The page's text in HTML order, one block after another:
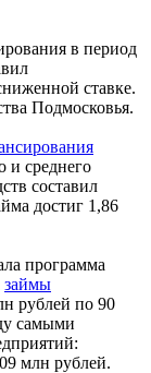
в период
ставке.
Подмосковья.
и среднего
составил
достиг 1,86
программа
займы
рублей по 90
самыми
млн рублей.